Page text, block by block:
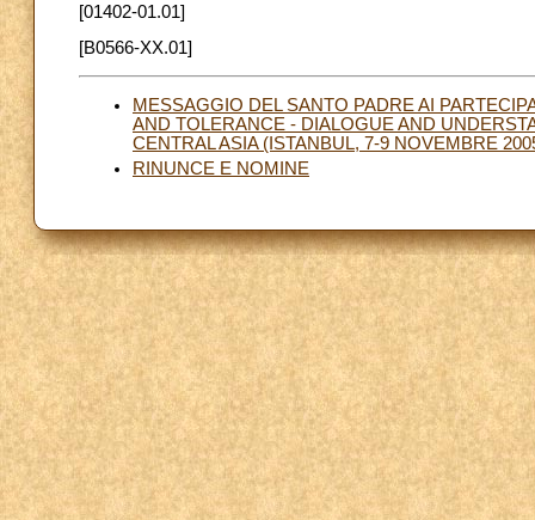
[01402-01.01]
[B0566-XX.01]
MESSAGGIO DEL SANTO PADRE AI
AND TOLERANCE - DIALOGUE AND
CENTRAL ASIA (ISTANBUL, 7-9 NOVEMBRE
RINUNCE E NOMINE